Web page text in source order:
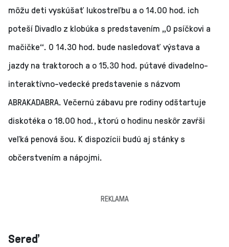
môžu deti vyskúšať lukostreľbu a o 14.00 hod. ich
poteší Divadlo z klobúka s predstavením „O psíčkovi a
mačičke“. O 14.30 hod. bude nasledovať výstava a
jazdy na traktoroch a o 15.30 hod. pútavé divadelno-
interaktívno-vedecké predstavenie s názvom
ABRAKADABRA. Večernú zábavu pre rodiny odštartuje
diskotéka o 18.00 hod., ktorú o hodinu neskôr zavŕši
veľká penová šou. K dispozícii budú aj stánky s
občerstvením a nápojmi.
REKLAMA
Sereď